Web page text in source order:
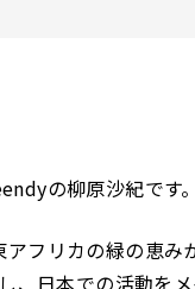
の柳原沙紀です。
フリカの緑の恵
、日本での活動を